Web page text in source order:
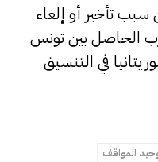
تأخير أو إلغاء
الحاصل بين تونس
في التنسيق
المواقف